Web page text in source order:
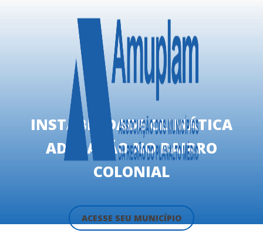
ACESSE SEU MUNICÍPIO
INSTABILIDADE CLIMÁTICA
ADIA AÇÃO NO BAIRRO
COLONIAL